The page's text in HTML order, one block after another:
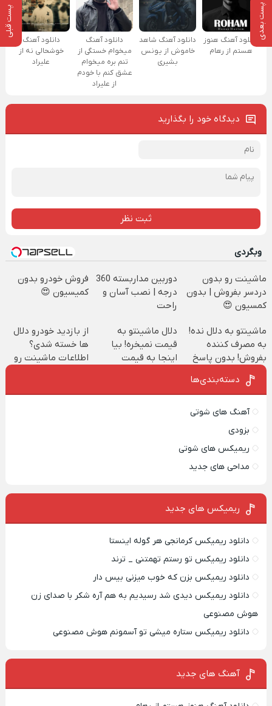
پست بعدی پست قبلی
دانلود آهنگ هنوز
هستم از رهام
دانلود آهنگ شاهد
خاموش از یونس
بشیری
دانلود آهنگ
میخوام خستگی از
تنم بره میخوام
عشق کنم با خودم
از علیراد
دانلود آهنگ
خوشحالی نه از
علیراد
دیدگاه خود را بگذارید
ثبت نظر
وبگردی
ماشینت رو بدون
دردسر بفروش | بدون
کمسیون 😍
دوربین مداربسته 360
درجه | نصب آسان و
راحت
فروش خودرو بدون
کمیسیون 😍
ماشینتو به دلال نده!
به مصرف کننده
بفروش! بدون پاسخ
به یک تماس
دلال ماشینتو به
قیمت نمیخره! بیا
اینجا به قیمت
از بازدید خودرو دلال
ها خسته شدی؟
اطلاعات ماشینت رو
دسته‌بندی‌ها
آهنگ های شوتی
بزودی
ریمیکس های شوتی
مداحی های جدید
ریمیکس‌ های جدید
دانلود ریمیکس کرمانجی هر گوله اینستا
دانلود ریمیکس تو رستم تهمتنی _ ترند
دانلود ریمیکس بزن که خوب میزنی بیس دار
دانلود ریمیکس دیدی شد رسیدیم به هم آره شکر با صدای زن
هوش مصنوعی
دانلود ریمیکس ستاره میشی تو آسمونم هوش مصنوعی
آهنگ های جدید